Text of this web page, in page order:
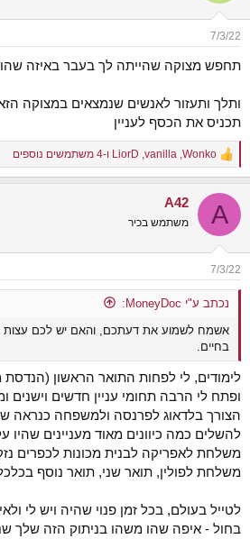
s
7/3/22
תחפש מצוקה שהייתה לך בעבר באיזה
ותלך ותעזור לאנשים שנמצאים במצוקה
תכניס את הכסף לעניין
R
e
c
i
s
:
Wonko
,
vanilla
,
LiorD ו-4 משתמשים נוספים
A
A42
משתמש בכיר
7/3/22
נכתב ע"י MoneyDoc:
אשמח לשמוע את דעתכם, והאם יש לכם עצות
בחיים.
לימודים, לי לפחות התואר הראשון (הנדסת
ופתח לי הרבה תחומי עניין חדשים וישנים
הצורך בלדאוג לפרנסה ולמשפחה כנראה
להשלים כמה כיוונים מאוד מעניינים
משלחת לאפריקה לבנית מכונות לכפרים
משלחת לפולין, תואר שני, תואר נוסף
לטייל בעולם, בכל זמן פנוי שהיה ויש לי
בחול - איפה שהו משהו בניתוק הזה שלך